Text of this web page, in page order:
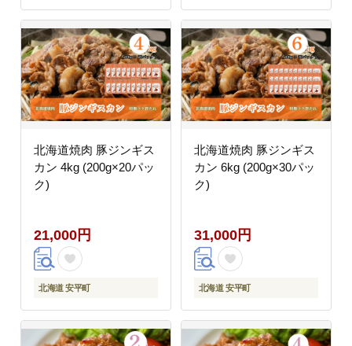
北海道焼肉 豚ジンギス
カン 4kg (200g×20パッ
ク)
21,000円
北海道 安平町
北海道焼肉 豚ジンギス
カン 6kg (200g×30パッ
ク)
31,000円
北海道 安平町